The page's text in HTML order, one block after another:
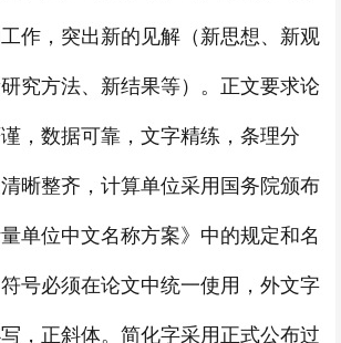
作，突出新的见解（新思想、新观
究方法、新结果等）。正文要求论
，数据可靠，文字精练，条理分
晰整齐，计算单位采用国务院颁布
单位中文名称方案》中的规定和名
号必须在论文中统一使用，外文字
，正斜体。简化字采用正式公布过